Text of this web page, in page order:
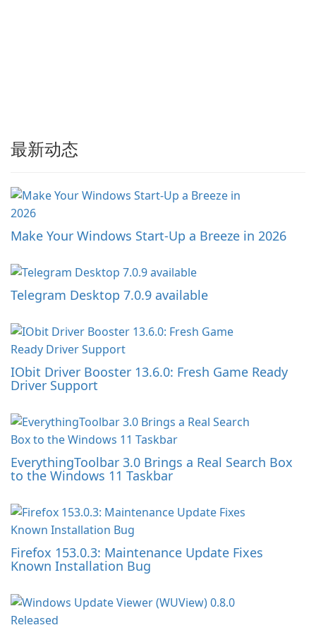
最新动态
Make Your Windows Start-Up a Breeze in 2026
Telegram Desktop 7.0.9 available
IObit Driver Booster 13.6.0: Fresh Game Ready
Driver Support
EverythingToolbar 3.0 Brings a Real Search Box
to the Windows 11 Taskbar
Firefox 153.0.3: Maintenance Update Fixes
Known Installation Bug